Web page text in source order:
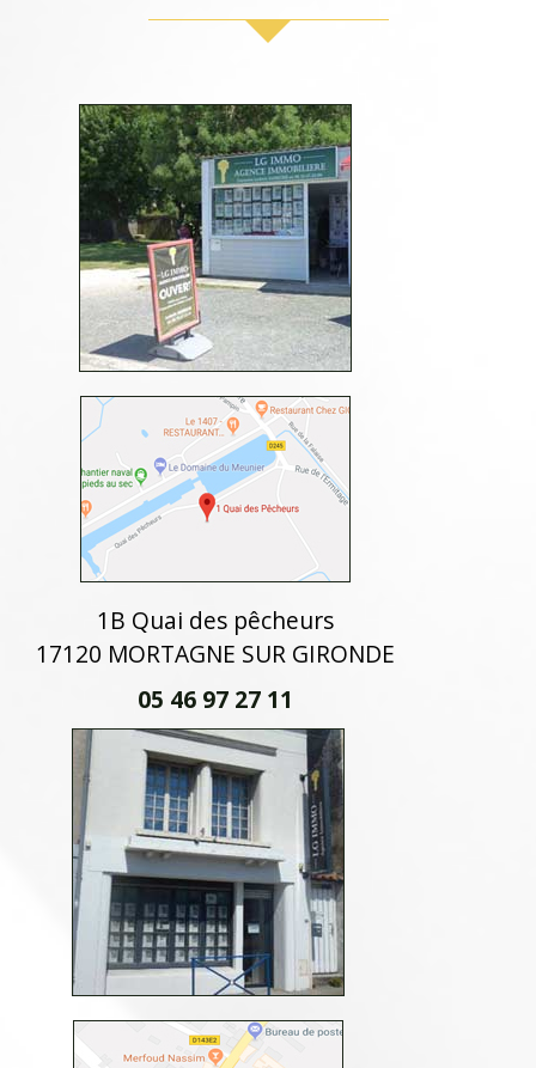
1B Quai des pêcheurs
17120 MORTAGNE SUR GIRONDE
05 46 97 27 11